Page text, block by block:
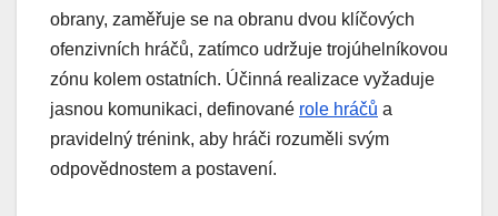
obrany, zaměřuje se na obranu dvou klíčových
ofenzivních hráčů, zatímco udržuje trojúhelníkovou
zónu kolem ostatních. Účinná realizace vyžaduje
jasnou komunikaci, definované role hráčů a
pravidelný trénink, aby hráči rozuměli svým
odpovědnostem a postavení.